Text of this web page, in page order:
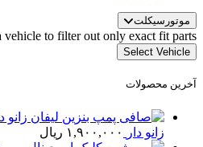
موتورسیکلت
vehicle to filter out only exact fit parts.
Select Vehicle
آخرین محصولات
زانو دار
۱,۹۰۰,۰۰۰ ریال